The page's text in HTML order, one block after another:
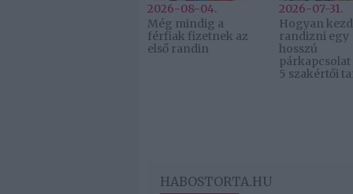
2026-08-04.
Még mindig a
férfiak fizetnek az
első randin
2026-07-31.
Hogyan
randizni egy
hosszú
párkapcsolat
5 szakértői
HABOSTORTA.HU